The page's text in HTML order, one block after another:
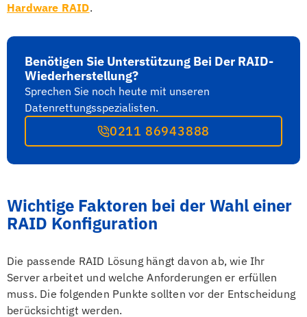
Hardware RAID.
Benötigen Sie Unterstützung Bei Der RAID-
Wiederherstellung?
Sprechen Sie noch heute mit unseren
Datenrettungsspezialisten.
0211 86943888
Wichtige Faktoren bei der Wahl einer
RAID Konfiguration
Die passende RAID Lösung hängt davon ab, wie Ihr
Server arbeitet und welche Anforderungen er erfüllen
muss. Die folgenden Punkte sollten vor der Entscheidung
berücksichtigt werden.